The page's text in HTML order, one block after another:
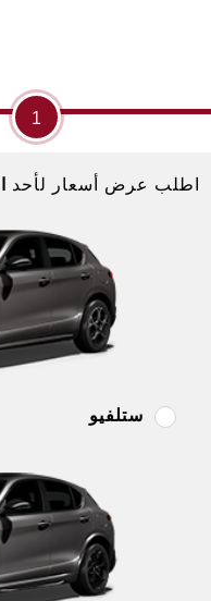
1
اطلب عرض أسعار لأحد
ستلفيو